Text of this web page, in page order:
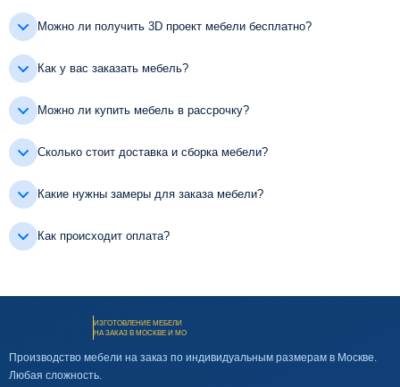
Можно ли получить 3D проект мебели бесплатно?
Как у вас заказать мебель?
Можно ли купить мебель в рассрочку?
Сколько стоит доставка и сборка мебели?
Какие нужны замеры для заказа мебели?
Как происходит оплата?
ИЗГОТОВЛЕНИЕ МЕБЕЛИ
НА ЗАКАЗ В МОСКВЕ И МО
Производство мебели на заказ по индивидуальным размерам в Москве.
Любая сложность.